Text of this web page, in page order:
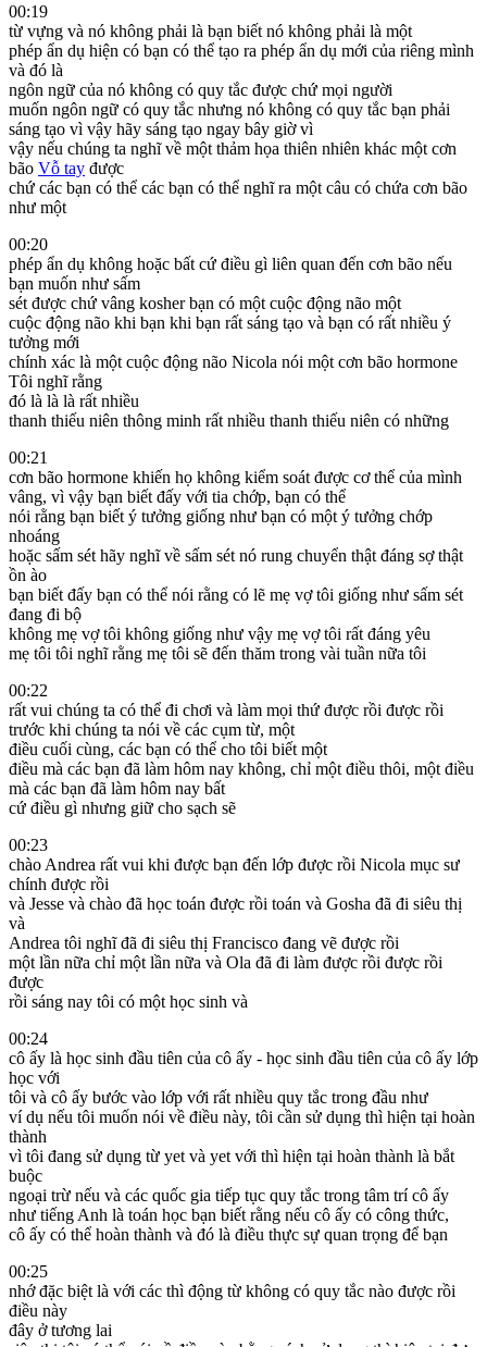
00:19
từ vựng và nó không phải là bạn biết nó không phải là một
phép ẩn dụ hiện có bạn có thể tạo ra phép ẩn dụ mới của riêng mình
và đó là
ngôn ngữ của nó không có quy tắc được chứ mọi người
muốn ngôn ngữ có quy tắc nhưng nó không có quy tắc bạn phải
sáng tạo vì vậy hãy sáng tạo ngay bây giờ vì
vậy nếu chúng ta nghĩ về một thảm họa thiên nhiên khác một cơn
bão Vỗ tay được
chứ các bạn có thể các bạn có thể nghĩ ra một câu có chứa cơn bão
như một
00:20
phép ẩn dụ không hoặc bất cứ điều gì liên quan đến cơn bão nếu
bạn muốn như sấm
sét được chứ vâng kosher bạn có một cuộc động não một
cuộc động não khi bạn khi bạn rất sáng tạo và bạn có rất nhiều ý
tưởng mới
chính xác là một cuộc động não Nicola nói một cơn bão hormone
Tôi nghĩ rằng
đó là là là rất nhiều
thanh thiếu niên thông minh rất nhiều thanh thiếu niên có những
00:21
cơn bão hormone khiến họ không kiểm soát được cơ thể của mình
vâng, vì vậy bạn biết đấy với tia chớp, bạn có thể
nói rằng bạn biết ý tưởng giống như bạn có một ý tưởng chớp
nhoáng
hoặc sấm sét hãy nghĩ về sấm sét nó rung chuyển thật đáng sợ thật
ồn ào
bạn biết đấy bạn có thể nói rằng có lẽ mẹ vợ tôi giống như sấm sét
đang đi bộ
không mẹ vợ tôi không giống như vậy mẹ vợ tôi rất đáng yêu
mẹ tôi tôi nghĩ rằng mẹ tôi sẽ đến thăm trong vài tuần nữa tôi
00:22
rất vui chúng ta có thể đi chơi và làm mọi thứ được rồi được rồi
trước khi chúng ta nói về các cụm từ, một
điều cuối cùng, các bạn có thể cho tôi biết một
điều mà các bạn đã làm hôm nay không, chỉ một điều thôi, một điều
mà các bạn đã làm hôm nay bất
cứ điều gì nhưng giữ cho sạch sẽ
00:23
chào Andrea rất vui khi được bạn đến lớp được rồi Nicola mục sư
chính được rồi
và Jesse và chào đã học toán được rồi toán và Gosha đã đi siêu thị
và
Andrea tôi nghĩ đã đi siêu thị Francisco đang vẽ được rồi
một lần nữa chỉ một lần nữa và Ola đã đi làm được rồi được rồi
được
rồi sáng nay tôi có một học sinh và
00:24
cô ấy là học sinh đầu tiên của cô ấy - học sinh đầu tiên của cô ấy lớp
học với
tôi và cô ấy bước vào lớp với rất nhiều quy tắc trong đầu như
ví dụ nếu tôi muốn nói về điều này, tôi cần sử dụng thì hiện tại hoàn
thành
vì tôi đang sử dụng từ yet và yet với thì hiện tại hoàn thành là bắt
buộc
ngoại trừ nếu và các quốc gia tiếp tục quy tắc trong tâm trí cô ấy
như tiếng Anh là toán học bạn biết rằng nếu cô ấy có công thức,
cô ấy có thể hoàn thành và đó là điều thực sự quan trọng để bạn
00:25
nhớ đặc biệt là với các thì động từ không có quy tắc nào được rồi
điều này
đây ở tương lai